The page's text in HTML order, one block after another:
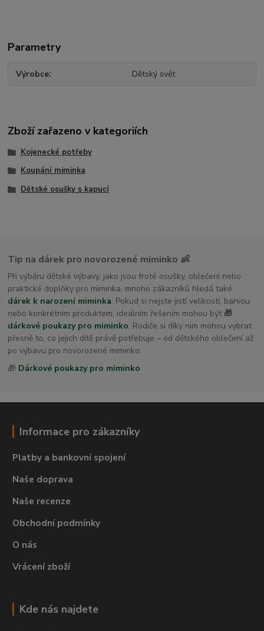
Parametry
Výrobce Dětský svět
Zboží zařazeno v kategoriích
Kojenecké potřeby
Koupání miminka
Dětské osušky s kapucí
Tip na dárek pro novorozené miminko 👶
Při výběru dětské výbavy, jako jsou froté osušky, oblečení nebo
praktické doplňky pro miminka, mnoho zákazníků hledá také
dárek k narození miminka. Pokud si nejste jistí velikostí, barvou
nebo konkrétním produktem, ideálním řešením mohou být 🎁
dárkové poukazy pro miminko. Rodiče si díky nim mohou vybrat
přesně to, co jejich dítě právě potřebuje – od dětského oblečení až
po výbavu pro novorozené miminko.
🎁 Dárkové poukazy pro miminko
Informace pro zákazníky
Platby a bankovní spojení
Naše doprava
Naše recenze
Obchodní podmínky
O nás
Vrácení zboží
Kde nás najdete